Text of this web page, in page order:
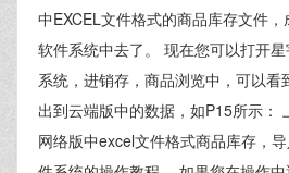
中EXCEL文件格式的商品库存文件
软件系统中去了。 现在您可以打开
系统，进销存，商品浏览中，可以看
出到云端版中的数据，如P15所示：
网络版中excel文件格式商品库存，